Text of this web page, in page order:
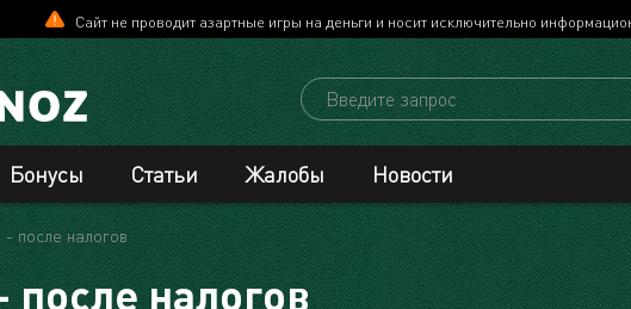
Сайт не проводит азартные игры на деньги и носит исключительно
Бонусы Статьи Жалобы Новости
- после налогов
после налогов